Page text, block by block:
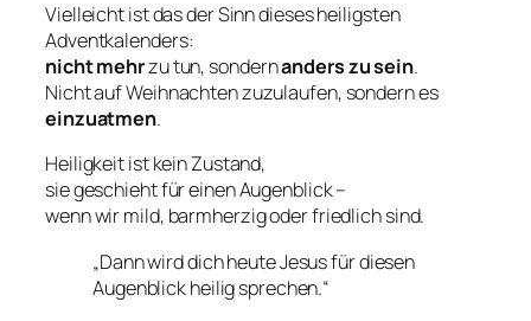
Vielleicht ist das der Sinn dieses heiligsten
Adventkalenders:
nicht mehrzu tun, sondernanders zu sein.
Nicht auf Weihnachten zuzulaufen, sondern es
einzuatmen.
Heiligkeit ist kein Zustand,
sie geschieht für einen Augenblick –
wenn wir mild, barmherzig oder friedlich sind.
„Dann wird dich heute Jesus für diesen
Augenblick heilig sprechen.“